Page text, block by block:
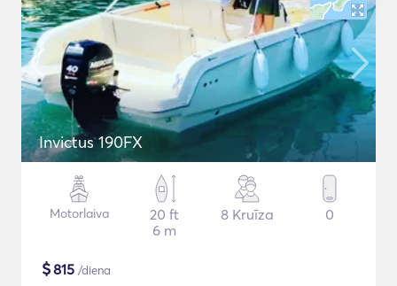
Invictus 190FX
Motorlaiva
20 ft
6 m
8 Kruīza 0
$815 /diena